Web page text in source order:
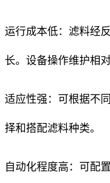
运行成本低：滤料经
长。设备操作维护相
适应性强：可根据不
择和搭配滤料种类。
自动化程度高：可配